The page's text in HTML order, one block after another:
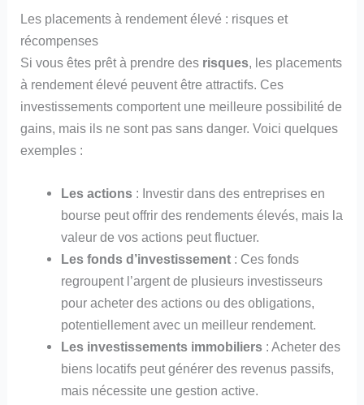
Les placements à rendement élevé : risques et
récompenses
Si vous êtes prêt à prendre des risques, les placements
à rendement élevé peuvent être attractifs. Ces
investissements comportent une meilleure possibilité de
gains, mais ils ne sont pas sans danger. Voici quelques
exemples :
Les actions: Investir dans des entreprises en
bourse peut offrir des rendements élevés, mais la
valeur de vos actions peut fluctuer.
Les fonds d’investissement: Ces fonds
regroupent l’argent de plusieurs investisseurs
pour acheter des actions ou des obligations,
potentiellement avec un meilleur rendement.
Les investissements immobiliers: Acheter des
biens locatifs peut générer des revenus passifs,
mais nécessite une gestion active.